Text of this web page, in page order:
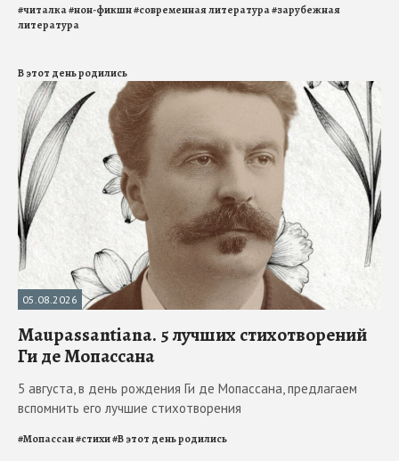
#читалка#нон-фикшн#современная литература#зарубежная
литература
В этот день родились
05.08.2026
Maupassantiana. 5 лучших стихотворений
Ги де Мопассана
5 августа, в день рождения Ги де Мопассана, предлагаем
вспомнить его лучшие стихотворения
#Мопассан#стихи#В этот день родились